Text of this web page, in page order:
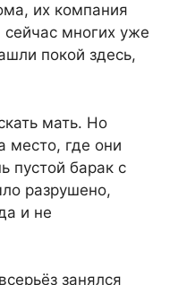
их компания
многих уже
покой здесь,
мать. Но
место, где они
пустой барак с
разрушено,
и не
занялся